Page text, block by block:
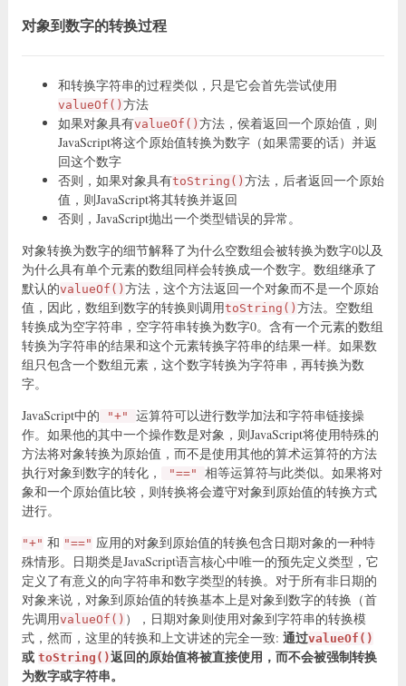
对象到数字的转换过程
和转换字符串的过程类似，只是它会首先尝试使用
valueOf() 方法
如果对象具有valueOf() 方法，侯着返回一个原始值，则
JavaScript将这个原始值转换为数字（如果需要的话）并返
回这个数字
否则，如果对象具有toString() 方法，后者返回一个原始
值，则JavaScript将其转换并返回
否则，JavaScript抛出一个类型错误的异常。
对象转换为数字的细节解释了为什么空数组会被转换为数字0以及
为什么具有单个元素的数组同样会转换成一个数字。数组继承了
默认的valueOf() 方法，这个方法返回一个对象而不是一个原始
值，因此，数组到数字的转换则调用toString() 方法。空数组
转换成为空字符串，空字符串转换为数字0。含有一个元素的数组
转换为字符串的结果和这个元素转换字符串的结果一样。如果数
组只包含一个数组元素，这个数字转换为字符串，再转换为数
字。
JavaScript中的 "+" 运算符可以进行数学加法和字符串链接操
作。如果他的其中一个操作数是对象，则JavaScript将使用特殊的
方法将对象转换为原始值，而不是使用其他的算术运算符的方法
执行对象到数字的转化，
"==" 相等运算符与此类似。如果将对
象和一个原始值比较，则转换将会遵守对象到原始值的转换方式
进行。
"+" 和 "==" 应用的对象到原始值的转换包含日期对象的一种特
殊情形。日期类是JavaScript语言核心中唯一的预先定义类型，它
定义了有意义的向字符串和数字类型的转换。对于所有非日期的
对象来说，对象到原始值的转换基本上是对象到数字的转换（首
先调用valueOf() ），日期对象则使用对象到字符串的转换模
式，然而，这里的转换和上文讲述的完全一致: 通过valueOf()
或 toString()返回的原始值将被直接使用，而不会被强制转换
为数字或字符串。